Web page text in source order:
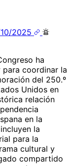
2025
ha
para coordinar la
del 250.º
Unidos en
relación
en la
la
para la
cultural y
compartido